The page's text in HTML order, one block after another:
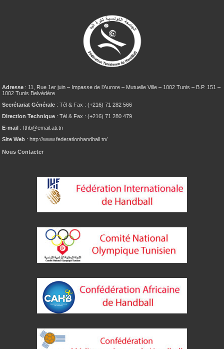
Adresse : 11, Rue 1er juin – Impasse de l’Aurore – Mutuelle Ville – 1002 Tunis – B.P. 151 –
1002 Tunis Belvédère
Secrétariat Générale : Tél & Fax : (+216) 71 282 566
Direction Technique : Tél & Fax : (+216) 71 280 479
E-mail : fthb@email.ati.tn
Site Web : http://www.federationhandball.tn/
Nous Contacter